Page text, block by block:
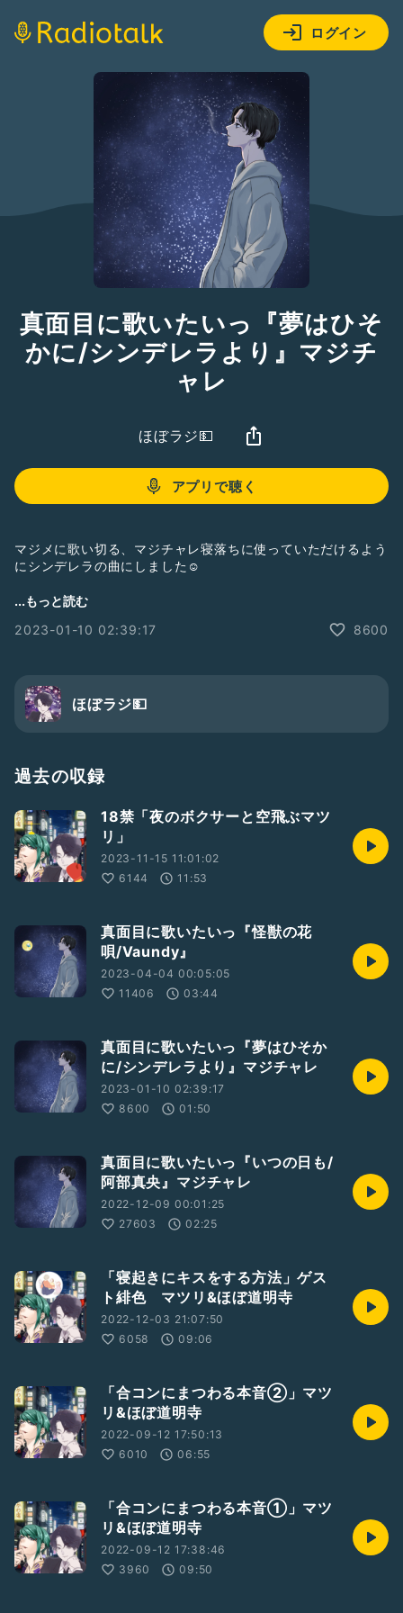
ログイン
真面目に歌いたいっ『夢はひそ
かに/シンデレラより』マジチ
ャレ
ほぼラジ💵
アプリで聴く
マジメに歌い切る、マジチャレ寝落ちに使っていただけるよう
にシンデレラの曲にしました☺️
#歌 #音楽 #人生に影響を与えた作品
...もっと読む
2023-01-10 02:39:17
8600
ほぼラジ💵
過去の収録
18禁「夜のボクサーと空飛ぶマツ
リ」
2023-11-15 11:01:02
6144
11:53
真面目に歌いたいっ『怪獣の花
唄/Vaundy』
2023-04-04 00:05:05
11406
03:44
真面目に歌いたいっ『夢はひそか
に/シンデレラより』マジチャレ
2023-01-10 02:39:17
8600
01:50
真面目に歌いたいっ『いつの日も/
阿部真央』マジチャレ
2022-12-09 00:01:25
27603
02:25
「寝起きにキスをする方法」ゲス
ト緋色 マツリ&ほぼ道明寺
2022-12-03 21:07:50
6058
09:06
「合コンにまつわる本音②」マツ
リ&ほぼ道明寺
2022-09-12 17:50:13
6010
06:55
「合コンにまつわる本音①」マツ
リ&ほぼ道明寺
2022-09-12 17:38:46
3960
09:50